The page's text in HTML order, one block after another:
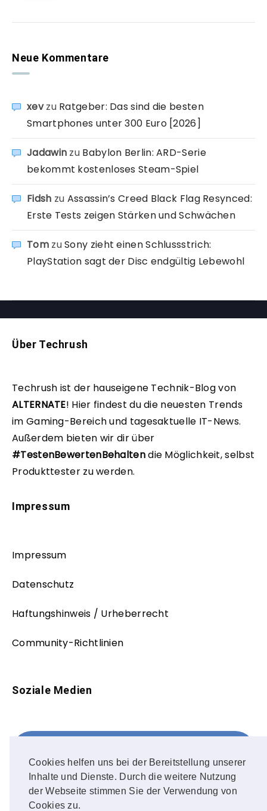
Cookies helfen uns bei der Bereitstellung unserer
Inhalte und Dienste. Durch die weitere Nutzung
der Webseite stimmen Sie der Verwendung von
Cookies zu.
Neue Kommentare
xevzu Ratgeber: Das sind die besten
Smartphones unter 300 Euro [2026]
Jadawin zu Babylon Berlin: ARD-Serie
bekommt kostenloses Steam-Spiel
Fidsh zu Assassin’s Creed Black Flag Resynced:
Erste Tests zeigen Stärken und Schwächen
TomzuSony zieht einen Schlussstrich:
PlayStation sagt der Disc endgültig Lebewohl
Über Techrush
Techrush ist der hauseigene Technik-Blog von
ALTERNATE! Hier findest du die neuesten Trends
im Gaming-Bereich und tagesaktuelle IT-News.
Außerdem bieten wir dir über
#TestenBewertenBehaltendie Möglichkeit, selbst
Produkttester zu werden.
Impressum
Impressum
Datenschutz
Haftungshinweis / Urheberrecht
Community-Richtlinien
Soziale Medien
FOLLOW ME!
Instagram
OUR PHOTOS!